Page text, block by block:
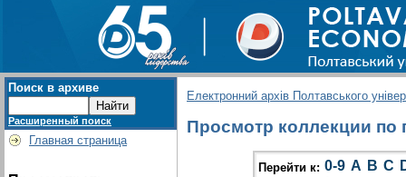
Поиск в архиве
Расширенный поиск
Главная страница
Електронний архів Полтавського
Просмотр коллекции по
Перейти к: 0-9 A B C